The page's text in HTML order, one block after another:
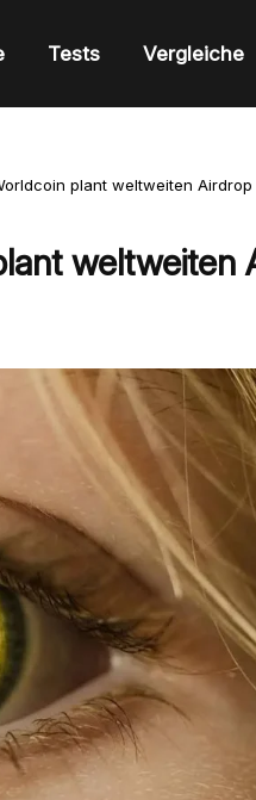
Tests Vergleiche
plant weltweiten
weltweiten